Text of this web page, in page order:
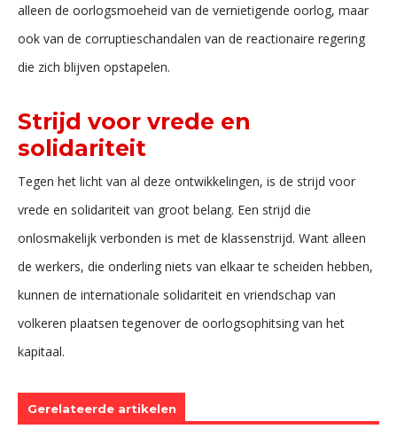
alleen de oorlogsmoeheid van de vernietigende oorlog, maar
ook van de corruptieschandalen van de reactionaire regering
die zich blijven opstapelen.
Strijd voor vrede en
solidariteit
Tegen het licht van al deze ontwikkelingen, is de strijd voor
vrede en solidariteit van groot belang. Een strijd die
onlosmakelijk verbonden is met de klassenstrijd. Want alleen
de werkers, die onderling niets van elkaar te scheiden hebben,
kunnen de internationale solidariteit en vriendschap van
volkeren plaatsen tegenover de oorlogsophitsing van het
kapitaal.
Gerelateerde artikelen